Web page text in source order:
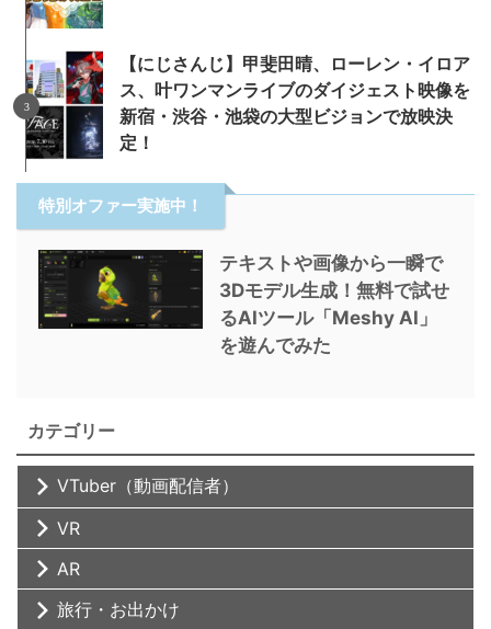
【にじさんじ】甲斐田晴、ローレン・イロア
ス、叶ワンマンライブのダイジェスト映像を
新宿・渋谷・池袋の大型ビジョンで放映決
定！
特別オファー実施中！
テキストや画像から一瞬で
3Dモデル生成！無料で試せ
るAIツール「Meshy AI」
を遊んでみた
カテゴリー
VTuber（動画配信者）
VR
AR
旅行・お出かけ